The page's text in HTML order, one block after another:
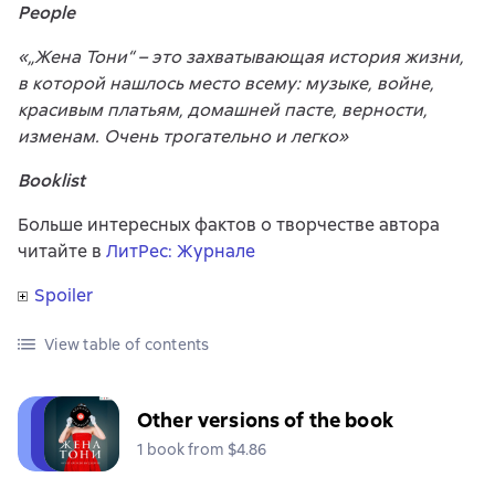
People
«„Жена Тони“ – это захватывающая история жизни,
в которой нашлось место всему: музыке, войне,
красивым платьям, домашней пасте, верности,
изменам. Очень трогательно и легко»
Booklist
Больше интересных фактов о творчестве автора
читайте в ЛитРес: Журнале
Spoiler
View table of contents
Other versions of the book
1 book from $4.86